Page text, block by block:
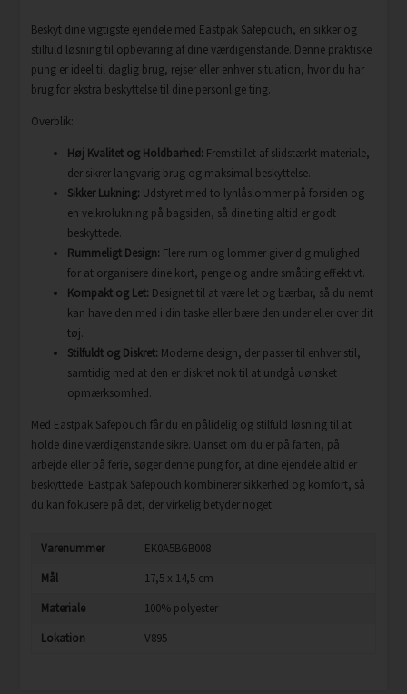
Beskyt dine vigtigste ejendele med Eastpak Safepouch, en sikker og
stilfuld løsning til opbevaring af dine værdigenstande. Denne praktiske
pung er ideel til daglig brug, rejser eller enhver situation, hvor du har
brug for ekstra beskyttelse til dine personlige ting.
Overblik:
Høj Kvalitet og Holdbarhed: Fremstillet af slidstærkt materiale,
der sikrer langvarig brug og maksimal beskyttelse.
Sikker Lukning: Udstyret med to lynlåslommer på forsiden og
en velkrolukning på bagsiden, så dine ting altid er godt
beskyttede.
Rummeligt Design: Flere rum og lommer giver dig mulighed
for at organisere dine kort, penge og andre småting effektivt.
Kompakt og Let: Designet til at være let og bærbar, så du nemt
kan have den med i din taske eller bære den under eller over dit
tøj.
Stilfuldt og Diskret: Moderne design, der passer til enhver stil,
samtidig med at den er diskret nok til at undgå uønsket
opmærksomhed.
Med Eastpak Safepouch får du en pålidelig og stilfuld løsning til at
holde dine værdigenstande sikre. Uanset om du er på farten, på
arbejde eller på ferie, søger denne pung for, at dine ejendele altid er
beskyttede. Eastpak Safepouch kombinerer sikkerhed og komfort, så
du kan fokusere på det, der virkelig betyder noget.
Varenummer
EK0A5BGB008
Mål
17,5 x 14,5 cm
Materiale
100% polyester
Lokation
V895